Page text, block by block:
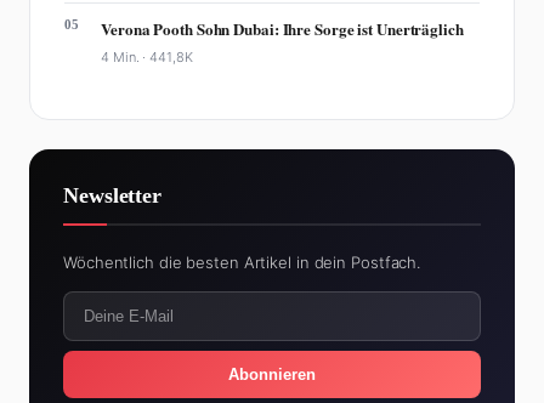
05 Verona Pooth Sohn Dubai: Ihre Sorge ist Unerträglich
4 Min. ·441,8K
Newsletter
Wöchentlich die besten Artikel in dein Postfach.
Abonnieren